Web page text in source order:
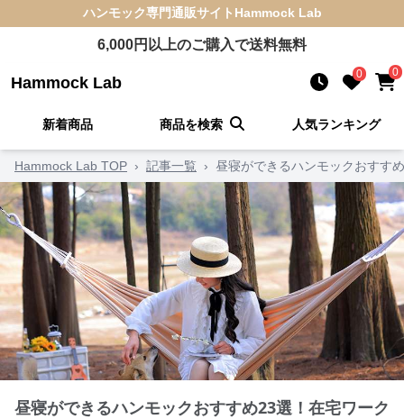
ハンモック専門通販サイト Hammock Lab
6,000円以上のご購入で送料無料
Hammock Lab 0 0
新着商品 商品を検索 人気ランキング
Hammock Lab TOP › 記事一覧 › 昼寝ができるハンモックおすす
昼寝ができるハンモックおすすめ23選！在宅ワーク